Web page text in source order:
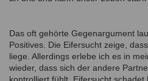
Das oft gehörte Gegenargument
Positives. Die Eifersucht zeige,
liege. Allerdings erlebe ich es in
wieder, dass sich der andere